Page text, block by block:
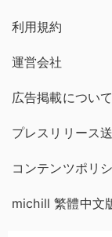
利用規約
運営会社
広告掲載について
プレスリリース
コンテンツポリ
michill 繁體中文